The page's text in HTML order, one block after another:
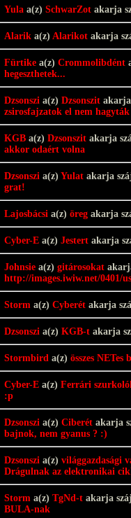
Yula a(z) SchwarZot akarja
Alarik a(z) Alarikot akarja
Fürtike a(z) Crommolibdént
hegeszthetek...
Dzsonszi a(z) Dzsonszit
zsirosfajzatok el nem
KGB a(z) Dzsonszit akarja
akkor odaért volna
Dzsonszi a(z) Yulat akarja
grat!
Lajosbácsi a(z) öreg akarja
Cyber-E a(z) Jestert akarja
Johnsie a(z) gitárosokat
http://images.iwiw.net/0401/
Storm a(z) Cyberét akarja
Dzsonszi a(z) KGB-t akarja
Stormbird a(z) összes NETes
Cyber-E a(z) Ferrári
:p
Dzsonszi a(z) Ciberét akarja
bajnok, nem gyanus ? :)
Dzsonszi a(z) világgazdasági
Drágulnak az elektronikai
Storm a(z) TgNd-t akarja
BULA-nak